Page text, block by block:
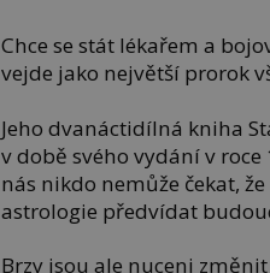
Chce se stát lékařem a
vejde jako největší prorok
Jeho dvanáctidílná kniha
v době svého vydání v
nás nikdo nemůže čekat,
astrologie předvídat
Brzy jsou ale nuceni